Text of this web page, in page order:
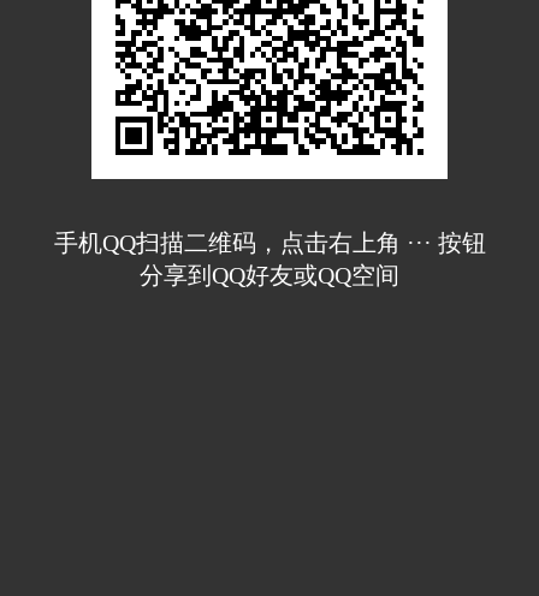
手机QQ扫描二维码，点击右上角 ··· 按钮
分享到QQ好友或QQ空间